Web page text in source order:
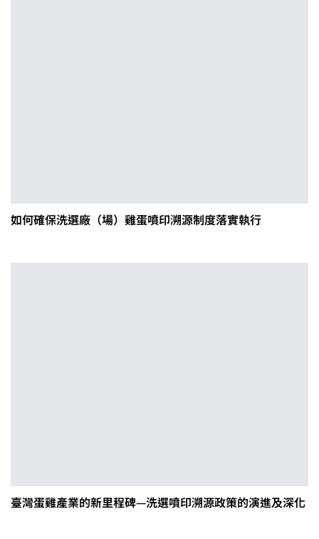
如何確保洗選廠（場）雞蛋噴印溯源制度落實執行
臺灣蛋雞產業的新里程碑—洗選噴印溯源政策的演進及深化